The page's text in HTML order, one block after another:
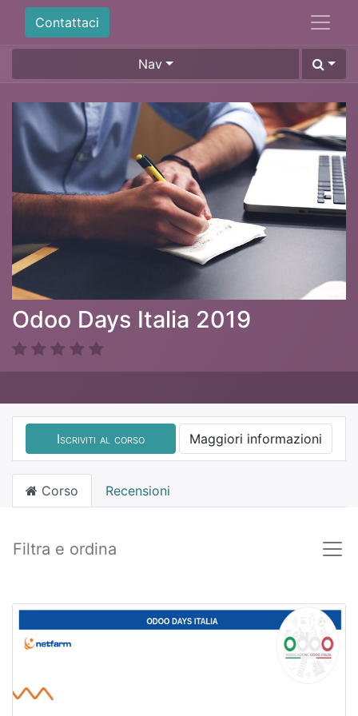
Contattaci
Nav
Odoo Days Italia 2019
Iscriviti al corso Maggiori informazioni
Corso Recensioni
Filtra e ordina